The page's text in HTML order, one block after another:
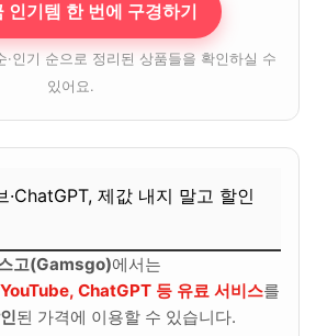
인기템 한 번에 구경하기
인기 순으로 정리된 상품들을 확인하실 수
있어요.
·ChatGPT, 제값 내지 말고 할인
고(Gamsgo)에서는
ChatGPT 등 유료 서비스를
된 가격에 이용할 수 있습니다.